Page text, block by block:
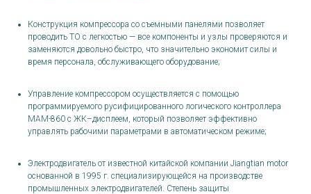
Конструкция компрессора со съемными панелями позволяет
проводить ТО с легкостью — все компоненты и узлы проверяются и
заменяются довольно быстро, что значительно экономит силы и
время персонала, обслуживающего оборудование;
Управление компрессором осуществляется с помощью
программируемого русифицированного логического контроллера
MAM-860 c ЖК–дисплеем, который позволяет эффективно
управлять рабочими параметрами в автоматическом режиме;
Электродвигатель от известной китайской компании Jiangtian motor
основанной в 1995 г. специализирующейся на производстве
промышленных электродвигателей. Степень защиты